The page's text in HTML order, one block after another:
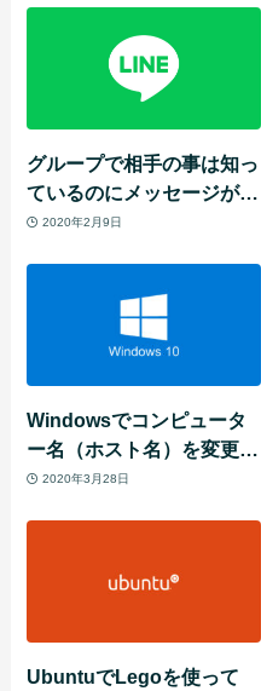
グループで相手の事は知っ
ているのにメッセージが来
ない場合の対処法！通知設
2020年2月9日
Windowsでコンピュータ
ー名（ホスト名）を変更す
る方法
2020年3月28日
UbuntuでLegoを使って